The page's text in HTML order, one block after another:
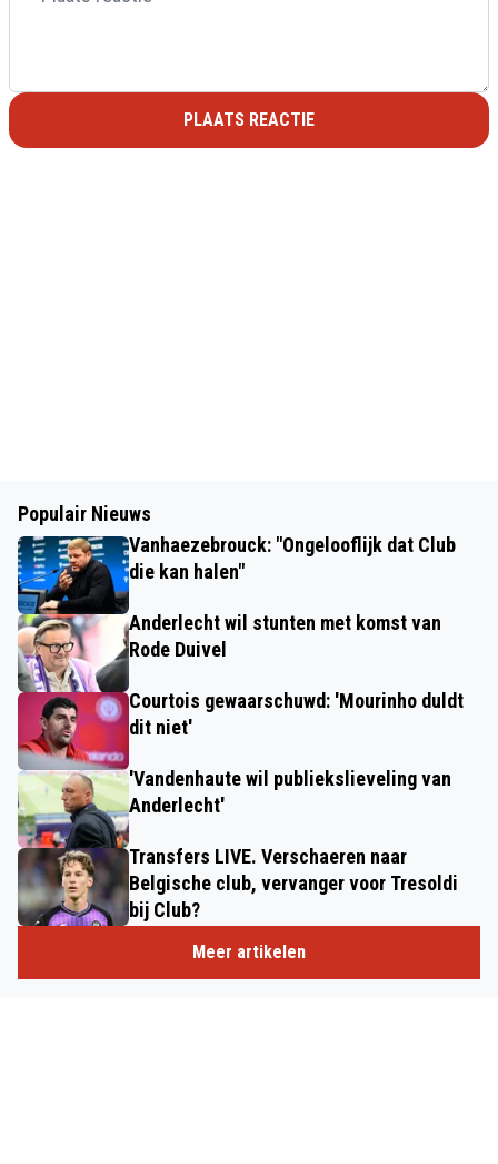
PLAATS REACTIE
Populair Nieuws
Vanhaezebrouck: "Ongelooflijk dat Club
die kan halen"
Anderlecht wil stunten met komst van
Rode Duivel
Courtois gewaarschuwd: 'Mourinho duldt
dit niet'
'Vandenhaute wil publiekslieveling van
Anderlecht'
Transfers LIVE. Verschaeren naar
Belgische club, vervanger voor Tresoldi
bij Club?
Meer artikelen